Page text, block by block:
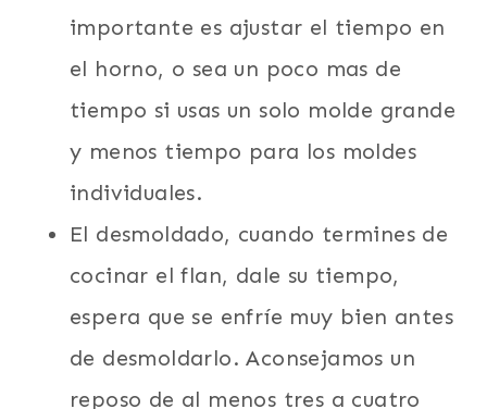
importante es ajustar el tiempo en
el horno, o sea un poco mas de
tiempo si usas un solo molde grande
y menos tiempo para los moldes
individuales.
El desmoldado, cuando termines de
cocinar el flan, dale su tiempo,
espera que se enfríe muy bien antes
de desmoldarlo. Aconsejamos un
reposo de al menos tres a cuatro